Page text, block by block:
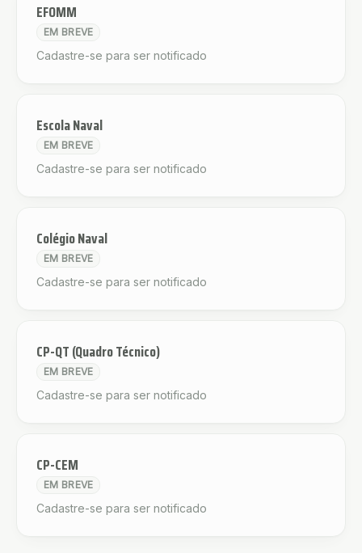
EFOMM
EM BREVE
Cadastre-se para ser notificado
Escola Naval
EM BREVE
Cadastre-se para ser notificado
Colégio Naval
EM BREVE
Cadastre-se para ser notificado
CP-QT (Quadro Técnico)
EM BREVE
Cadastre-se para ser notificado
CP-CEM
EM BREVE
Cadastre-se para ser notificado